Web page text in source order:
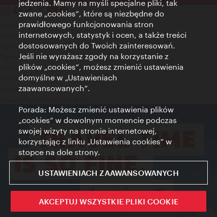
Kontakt
Credits
Zgoda na przetwarzanie danych osobowych
Terms of Use
Dostępność
Kontakt prasowy
Ustawienia cookies
jedzenia. Mamy na myśli specjalne pliki, tak
zwane „cookies”, które są niezbędne do
prawidłowego funkcjonowania stron
internetowych, statystyk i ocen, a także treści
dostosowanych do Twoich zainteresowań.
Jeśli nie wyrażasz zgody na korzystanie z
plików „cookies”, możesz zmienić ustawienia
domyślne w „Ustawieniach
zaawansowanych”.
Porada: Możesz zmienić ustawienia plików
„cookies” w dowolnym momencie podczas
swojej wizyty na stronie internetowej,
korzystając z linku „Ustawienia cookies” w
stopce na dole strony.
USTAWIENIACH ZAAWANSOWANYCH
AKCEPTUJ WSZYSTKIE PLIKI COOKIE